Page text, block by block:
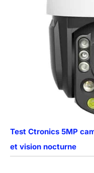
Test Ctronics 5MP
et vision nocturne